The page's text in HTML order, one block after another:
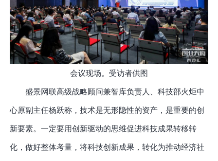
会议现场。受访者供图
盛景网联高级战略顾问兼智库负责人、科技部火炬中
心原副主任杨跃称，技术是无形隐性的资产，是重要的创
新要素。一定要用创新驱动的思维促进科技成果转移转
化，做好整体考量，将科技创新成果，转化为推动经济社